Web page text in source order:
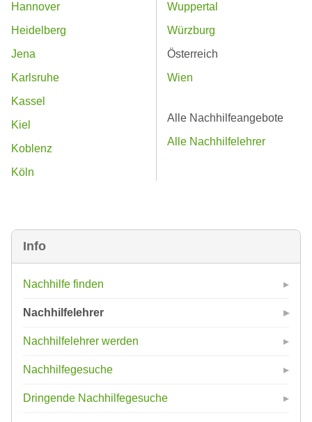
Info
Nachhilfe finden
Nachhilfelehrer
Nachhilfelehrer werden
Nachhilfegesuche
Dringende Nachhilfegesuche
Hannover
Heidelberg
Jena
Karlsruhe
Kassel
Kiel
Koblenz
Köln
Wuppertal
Würzburg
Österreich
Wien
Alle Nachhilfeangebote
Alle Nachhilfelehrer